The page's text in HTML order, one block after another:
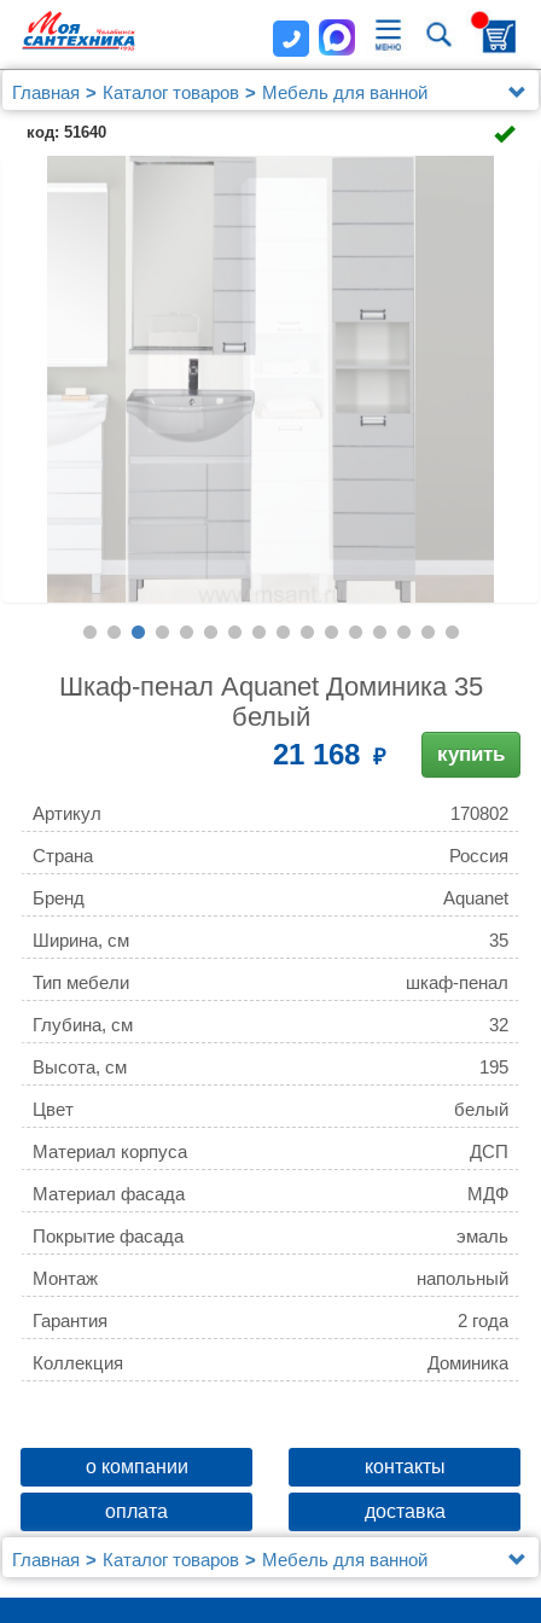
Главная Каталог товаров
Мебель для ванной
Шкафы - пеналы
Шкаф-пенал Aquanet Доминика 35 белый
код: 51640
Шкаф-пенал Aquanet Доминика 35
белый
21 168 купить
Артикул 170802
Страна Россия
Бренд Aquanet
Ширина, см 35
Тип мебели шкаф-пенал
Глубина, см 32
Высота, см 195
Цвет белый
Материал корпуса ДСП
Материал фасада МДФ
Покрытие фасада эмаль
Монтаж напольный
Гарантия 2 года
Коллекция Доминика
о компании контакты
оплата доставка
Главная Каталог товаров
Мебель для ванной
Шкафы - пеналы